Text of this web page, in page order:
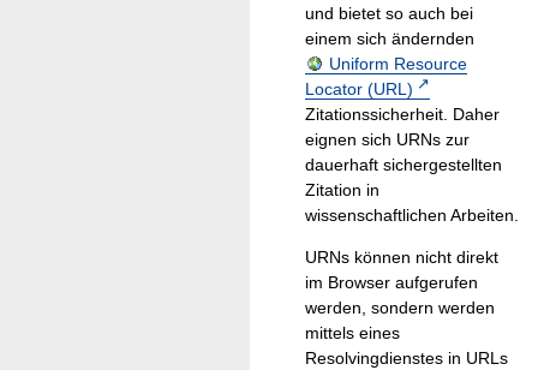
und bietet so auch bei
einem sich ändernden
Uniform Resource
Locator (URL)
Zitationssicherheit. Daher
eignen sich URNs zur
dauerhaft sichergestellten
Zitation in
wissenschaftlichen Arbeiten.
URNs können nicht direkt
im Browser aufgerufen
werden, sondern werden
mittels eines
Resolvingdienstes in URLs